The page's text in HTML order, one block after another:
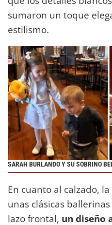
sumaron un toque
estilismo.
SARAH BURLANDO Y SU SOBRINO
En cuanto al calzado,
unas clásicas
lazo frontal, un diseño